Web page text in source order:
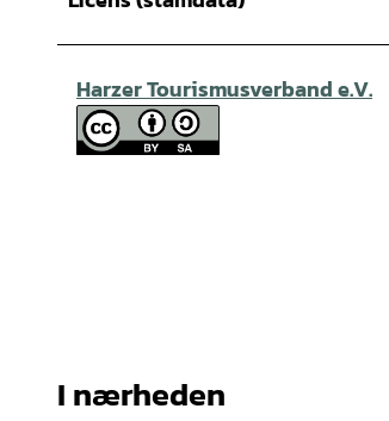
Harzer Tourismusverband e.V.
I nærheden